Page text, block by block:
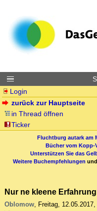
Login
zurück zur Hauptseite
in Thread öffnen
Ticker
Fluchtburg autark am
Bücher vom Kopp-
Unterstützen Sie das
Weitere Buchempfehlungen und
Nur ne kleene Erfahrung
Oblomow, Freitag,